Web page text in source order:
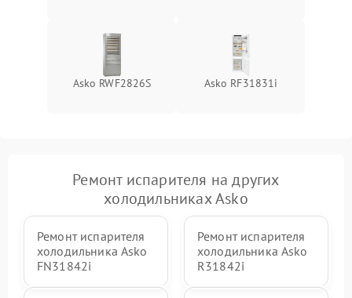
Asko RWF2826S Asko RF31831i
Ремонт испарителя на других
холодильниках Asko
Ремонт испарителя
холодильника Asko
FN31842i
Ремонт испарителя
холодильника Asko
R31842i